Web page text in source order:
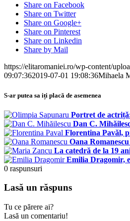
Share on Facebook
Share on Twitter
Share on Google+
Share on Pinterest
Share on Linkedin
Share by Mail
https://elitaromaniei.ro/wp-content/
09:07:362019-07-01 19:08:36Mihaela
S-ar putea sa iți placă de asemenea
Portret de
Dan C.
Florentina Pavăl,
Oana
La catedră de la 19
Emilia Dragomir,
0 raspunsuri
Lasă un răspuns
Tu ce părere ai?
Lasă un comentariu!